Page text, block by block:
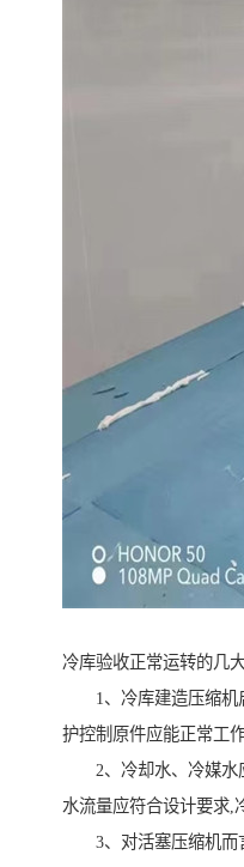
冷库验收正常运转的几
1、冷库建造压缩机
护控制原件应能正常工作
2、冷却水、冷媒水
水流量应符合设计要求,
3、对活塞压缩机而